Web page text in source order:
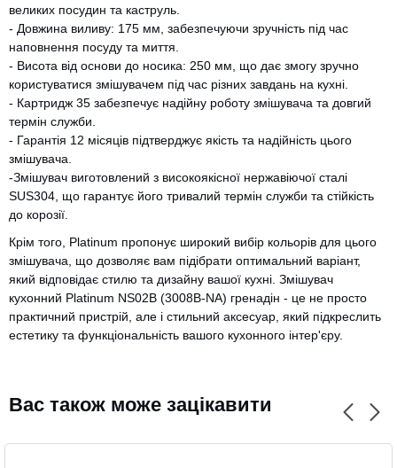
великих посудин та каструль.
- Довжина виливу: 175 мм, забезпечуючи зручність під час
наповнення посуду та миття.
- Висота від основи до носика: 250 мм, що дає змогу зручно
користуватися змішувачем під час різних завдань на кухні.
- Картридж 35 забезпечує надійну роботу змішувача та довгий
термін служби.
- Гарантія 12 місяців підтверджує якість та надійність цього
змішувача.
-Змішувач виготовлений з високоякісної нержавіючої сталі
SUS304, що гарантує його тривалий термін служби та стійкість
до корозії.
Крім того, Platinum пропонує широкий вибір кольорів для цього
змішувача, що дозволяє вам підібрати оптимальний варіант,
який відповідає стилю та дизайну вашої кухні. Змішувач
кухонний Platinum NS02B (3008B-NA) гренадін - це не просто
практичний пристрій, але і стильний аксесуар, який підкреслить
естетику та функціональність вашого кухонного інтер'єру.
Вас також може зацікавити
OK
CANCEL